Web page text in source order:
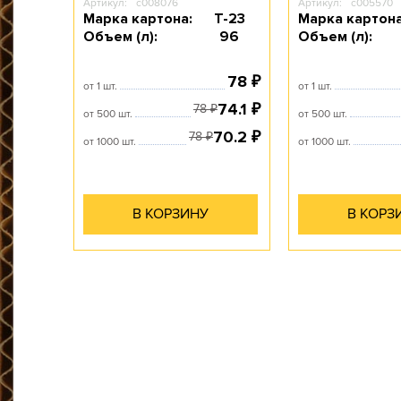
Артикул: c008076
Марка картона:
Т-23
Объем (л):
96
от 1 шт. 78 ₽
от 500 шт. 78₽74.1 ₽
от 1000 шт. 78₽70.2 ₽
В КОРЗИНУ
Артикул: c005570
Марка
Объем (л):
от 1 шт.
от 500 шт.
от 1000 шт.
В